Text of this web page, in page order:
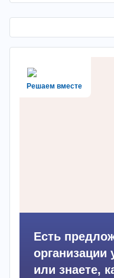
Решаем вместе
Есть
организации
или знаете,